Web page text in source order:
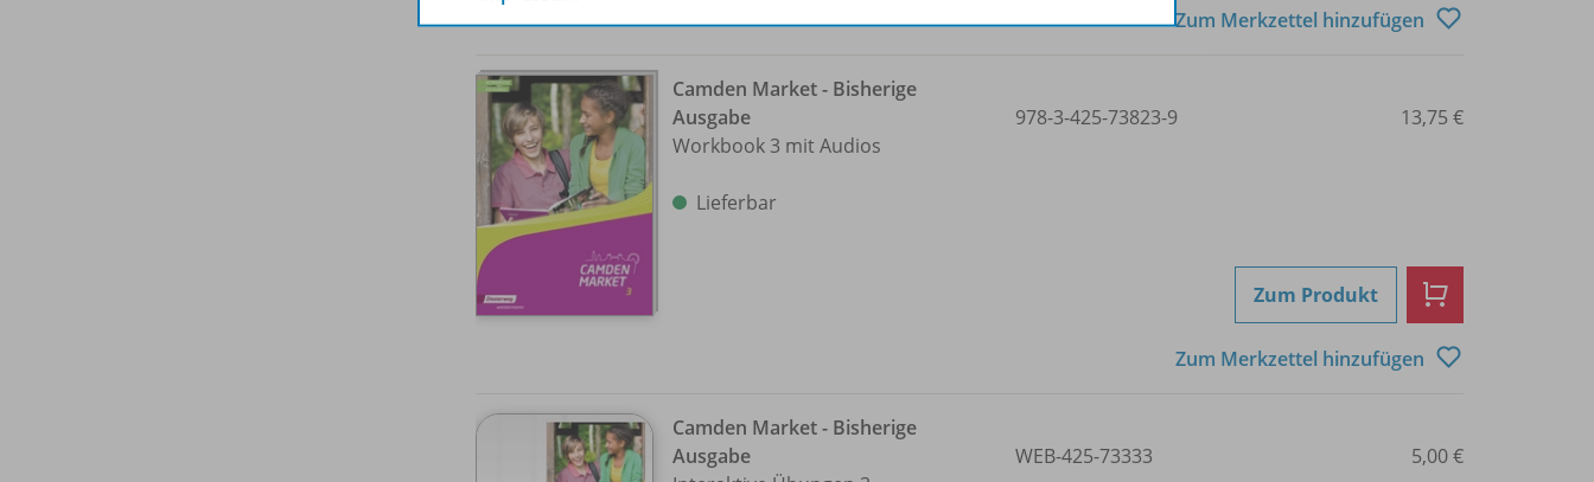
Zum Merkzettel hinzufügen
Camden Market - Bisherige
Ausgabe
Workbook 3 mit Audios
Lieferbar
978-3-425-73823-9 13,75 €
Zum Produkt
Zum Merkzettel hinzufügen
Camden Market - Bisherige
Ausgabe
WEB-425-73333 5,00 €